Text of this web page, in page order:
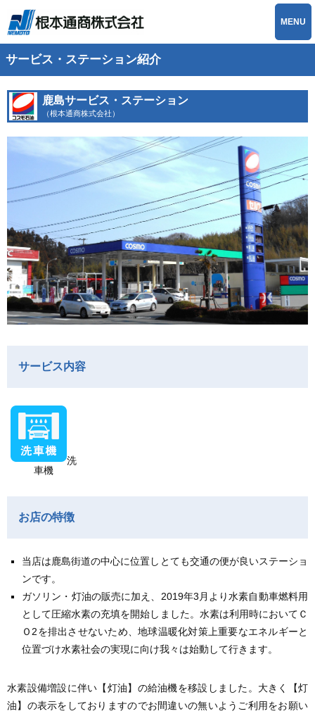
MENU
サービス・ステーション紹介
鹿島サービス・ステーション
（根本通商株式会社）
サービス内容
洗
車機
お店の特徴
当店は鹿島街道の中心に位置しとても交通の便が良いステーショ
ンです。
ガソリン・灯油の販売に加え、2019年3月より水素自動車燃料用
として圧縮水素の充填を開始しました。水素は利用時においてＣ
Ｏ2を排出させないため、地球温暖化対策上重要なエネルギーと
位置づけ水素社会の実現に向け我々は始動して行きます。
水素設備増設に伴い【灯油】の給油機を移設しました。大きく【灯
油】の表示をしておりますのでお間違いの無いようご利用をお願い